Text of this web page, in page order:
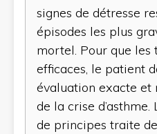
signes de détresse
épisodes les plus
mortel. Pour que
efficaces, le patient
évaluation exacte et
de la crise
de principes traite